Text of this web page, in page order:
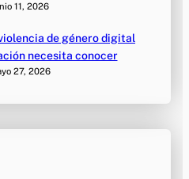
11, 2026
de género digital
necesita conocer
27, 2026